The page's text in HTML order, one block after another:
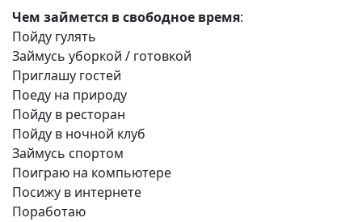
Чем займется в свободное время:
Пойду гулять
Займусь уборкой / готовкой
Приглашу гостей
Поеду на природу
Пойду в ресторан
Пойду в ночной клуб
Займусь спортом
Поиграю на компьютере
Посижу в интернете
Поработаю